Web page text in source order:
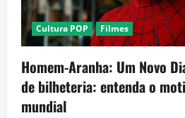
Cultura POP Filmes
Homem-Aranha: Um Novo
de bilheteria: entenda o
mundial